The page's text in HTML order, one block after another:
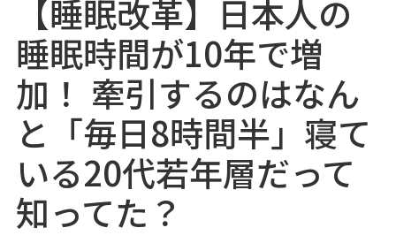
【睡眠改革】日本人の
睡眠時間が10年で増
加！ 牽引するのはなん
と「毎日8時間半」寝て
いる20代若年層だって
知ってた？